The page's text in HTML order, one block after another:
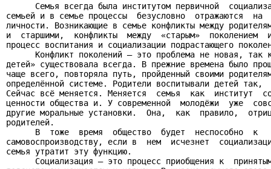
Семья всегда была институтом первичной
семьей и в семье процессы  безусловно  отражаются  на
личности. Возникающие в семье конфликты между
и  старшими,  конфликты  между  «старым»  поколением
процесс воспитания и социализации подрастающего
Конфликт поколений – это проблема не новая, так
детей» существовала всегда. В прежние времена было
чаще всего, повторяла путь, пройденный своими
определённой системе. Родители воспитывали детей
Сейчас всё меняется. Меняется  семья  как  институт
ценности общества и. У современной  молодёжи  уже
другие моральные установки.  Она,  как  правило,
родителей.
В  тоже  время  общество  будет  неспособно  к
самовоспроизводству, если в  нем  исчезнет
семья утратит эту функцию.
Социализация – это процесс приобщения к